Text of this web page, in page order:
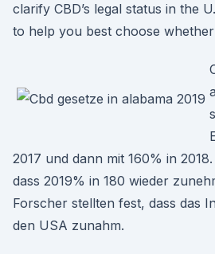
clarify CBD’s legal status in the
to help you best choose
2017 und dann mit 160% in
dass 2019% in 180 wieder
Forscher stellten fest, dass das
den USA zunahm.